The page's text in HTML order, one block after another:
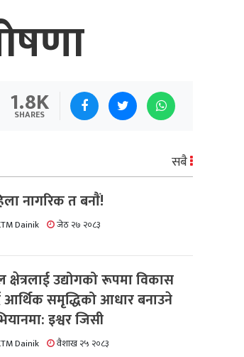
1.8K
SHARES
सबै
नागरिक त बनाैं!
Dainik जेठ २७ २०८३
उद्योगको रूपमा विकास
आर्थिक समृद्धिको आधार बनाउने
इश्वर जिसी
Dainik वैशाख २५ २०८३